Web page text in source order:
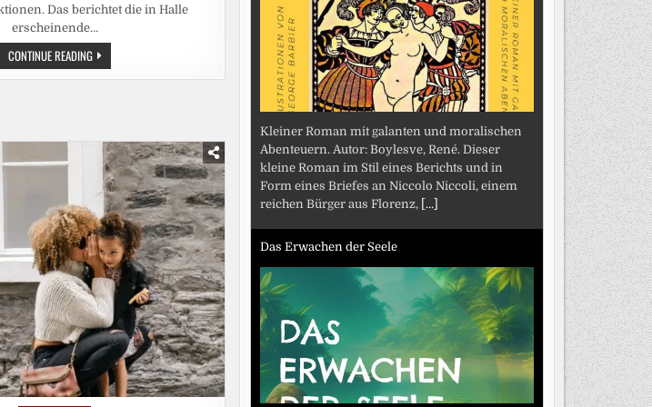
Das berichtet die in Halle
erscheinende…
CONTINUE READINGPROTEST
GEGEN
AFD-
BSW-
SACHSEN-
ANHALT
Kleiner Roman mit galanten und moralischen
Abenteuern. Autor: Boylesve, René. Dieser
kleine Roman im Stil eines Berichts und in
Form eines Briefes an Niccolo Niccoli, einem
reichen Bürger aus Florenz, [...]
Das Erwachen der Seele